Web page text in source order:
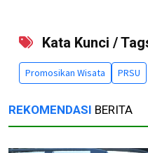
Kata Kunci /
Promosikan Wisata PRSU
REKOMENDASI BERITA